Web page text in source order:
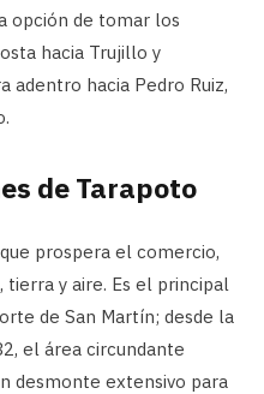
opción de tomar los
hacia Trujillo y
adentro hacia Pedro Ruiz,
de Tarapoto
prospera el comercio,
tierra y aire. Es el principal
de San Martín; desde la
el área circundante
desmonte extensivo para